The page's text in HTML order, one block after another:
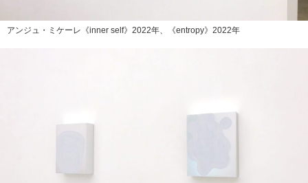
アンジュ・ミケーレ《inner self》2022年、《entropy》2022年